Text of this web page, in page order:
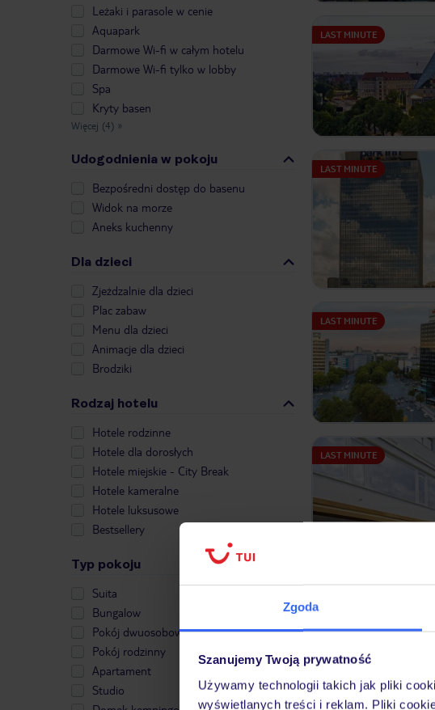
Zgoda
Szanujemy Twoją prywatność
Używamy technologii takich jak pliki
wyświetlanych treści i reklam. Pliki
Leżaki i parasole w cenie
Aquapark
Darmowe Wi-fi w całym hotelu
Darmowe Wi-fi tylko w lobby
Spa
Kryty basen
Więcej (4) »
Udogodnienia w pokoju
Bezpośredni dostęp do basenu
Widok na morze
Aneks kuchenny
Dla dzieci
Zjeżdzalnie dla dzieci
Plac zabaw
Menu dla dzieci
Animacje dla dzieci
Brodziki
Rodzaj hotelu
Hotele rodzinne
Hotele dla dorosłych
Hotele miejskie - City Break
Hotele kameralne
Hotele luksusowe
Bestsellery
Typ pokoju
Suita
Bungalow
Pokój dwuosobowy
Pokój rodzinny
Apartament
Studio
LAST MINUTE
LAST MINUTE
LAST MINUTE
LAST MINUTE